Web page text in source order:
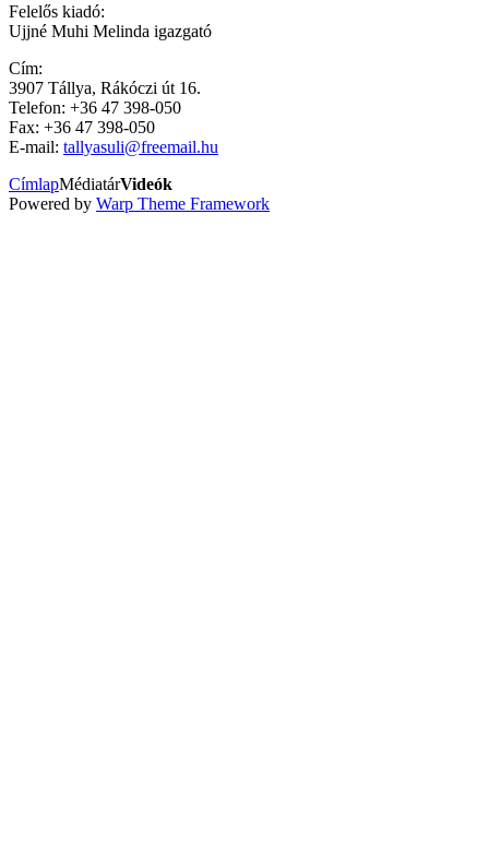
Felelős kiadó:
Ujjné Muhi Melinda igazgató
Cím:
3907 Tállya, Rákóczi út 16.
Telefon: +36 47 398-050
Fax: +36 47 398-050
E-mail: tallyasuli@freemail.hu
CímlapMédiatárVideók
Powered by Warp Theme Framework